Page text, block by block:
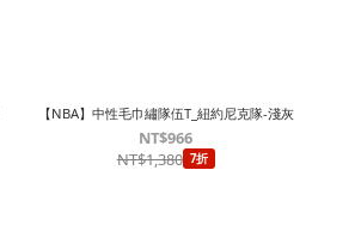
【NBA】中性毛巾繡隊伍T_紐約尼克隊-淺灰
NT$966
NT$1,380 7折